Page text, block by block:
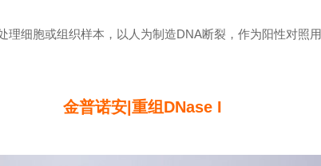
理细胞或组织样本，以人为制造DNA断裂，作为阳性对照
金普诺安|重组DNase I